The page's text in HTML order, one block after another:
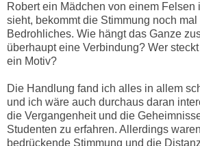
Robert ein Mädchen von einem Felsen
sieht, bekommt die Stimmung noch
Bedrohliches. Wie hängt das Ganze
überhaupt eine Verbindung? Wer
ein Motiv?
Die Handlung fand ich alles in allem
und ich wäre auch durchaus daran
die Vergangenheit und die
Studenten zu erfahren. Allerdings
bedrückende Stimmung und die